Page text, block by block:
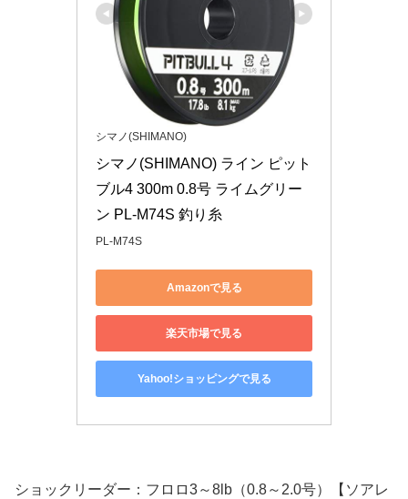
シマノ(SHIMANO)
シマノ(SHIMANO) ライン ピット
ブル4 300m 0.8号 ライムグリー
ン PL-M74S 釣り糸
PL-M74S
Amazonで見る
楽天市場で見る
Yahoo!ショッピングで見る
ショックリーダー：フロロ3～8lb（0.8～2.0号）【ソアレ